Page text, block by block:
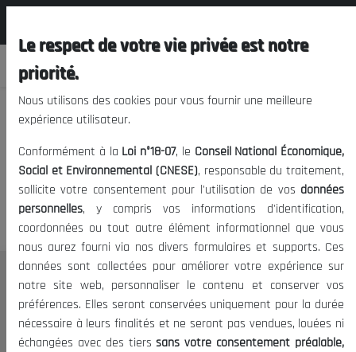
Nous vous prions de nous
excuser, mais l'accès à ce
contenu est restreint.
Le CNESE
A Propos
Le président
Le respect de votre vie privée est notre
priorité.
Nous utilisons des cookies pour vous fournir une meilleure
expérience utilisateur.
Conformément à la Loi n°18-07, le Conseil National Économique,
Social et Environnemental (CNESE), responsable du traitement,
sollicite votre consentement pour l'utilisation de vos données
personnelles, y compris vos informations d'identification,
coordonnées ou tout autre élément informationnel que vous
nous aurez fourni via nos divers formulaires et supports. Ces
données sont collectées pour améliorer votre expérience sur
notre site web, personnaliser le contenu et conserver vos
préférences. Elles seront conservées uniquement pour la durée
nécessaire à leurs finalités et ne seront pas vendues, louées ni
échangées avec des tierssans votre consentement préalable,